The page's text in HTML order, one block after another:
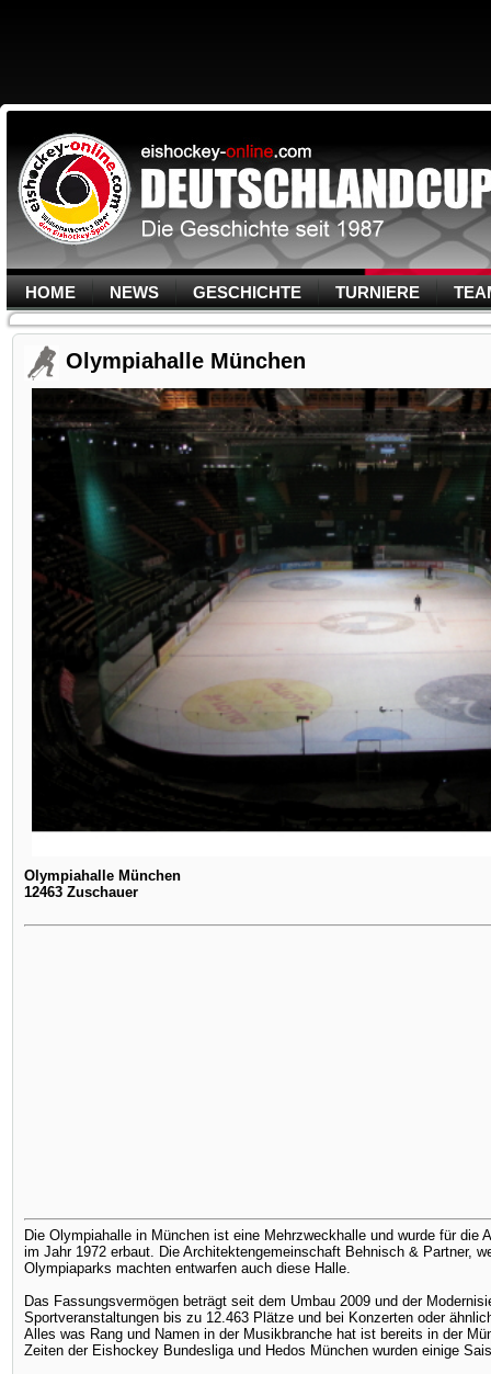
HOME NEWS GESCHICHTE TURNIERE
Olympiahalle München
Olympiahalle München
12463 Zuschauer
Die Olympiahalle in München ist eine Mehrzweckhalle und wurde für die
im Jahr 1972 erbaut. Die Architektengemeinschaft Behnisch & Partner,
Olympiaparks machten entwarfen auch diese Halle.
Das Fassungsvermögen beträgt seit dem Umbau 2009 und der
Sportveranstaltungen bis zu 12.463 Plätze und bei Konzerten oder
Alles was Rang und Namen in der Musikbranche hat ist bereits in der
Zeiten der Eishockey Bundesliga und Hedos München wurden einige